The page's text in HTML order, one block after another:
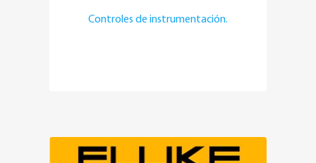
Controles de instrumentación.